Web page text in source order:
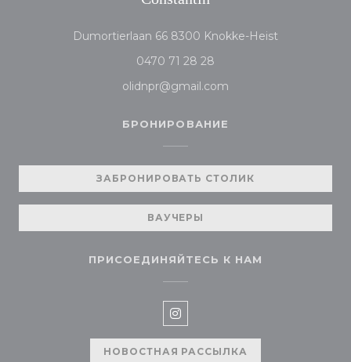
Dumortierlaan 66 8300 Knokke-Heist
0470 71 28 28
olidnpr@gmail.com
БРОНИРОВАНИЕ
ЗАБРОНИРОВАТЬ СТОЛИК
ВАУЧЕРЫ
ПРИСОЕДИНЯЙТЕСЬ К НАМ
Instagram ((открывается в
НОВОСТНАЯ РАССЫЛКА